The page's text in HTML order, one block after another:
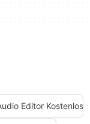
Editor Kostenlos